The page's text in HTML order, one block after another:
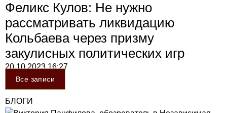
Феликс Кулов: Не нужно
рассматривать ликвидацию
Кольбаева через призму
закулисных политических игр
20.10.202316:27
Все записи
БЛОГИ